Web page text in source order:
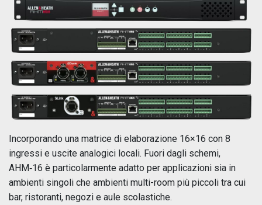
Incorporando una matrice di elaborazione 16×16 con 8
ingressi e uscite analogici locali. Fuori dagli schemi,
AHM‑16 è particolarmente adatto per applicazioni sia in
ambienti singoli che ambienti multi-room più piccoli tra cui
bar, ristoranti, negozi e aule scolastiche.